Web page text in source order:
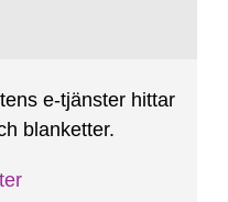
a formal request
The time...
e-tjänster hittar
blanketter.